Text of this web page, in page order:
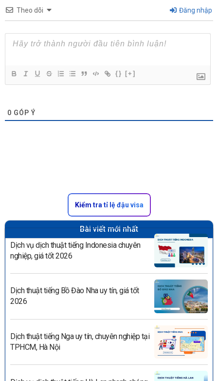
Theo dõi Đăng nhập
{} [+]
0 GÓP Ý
Kiểm tra tỉ lệ đậu visa
Bài viết mới nhất
Dịch vụ dịch thuật tiếng Indonesia chuyên
nghiệp, giá tốt 2026
Dịch thuật tiếng Bồ Đào Nha uy tín, giá tốt
2026
Dịch thuật tiếng Nga uy tín, chuyên nghiệp tại
TPHCM, Hà Nội